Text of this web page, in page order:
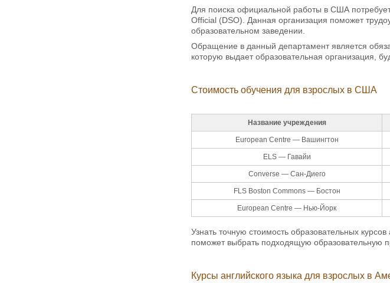
Для поиска официальной работы в США
Official (DSO). Данная организация поможет
образовательном заведении.
Обращение в данный департамент является
которую выдает образовательная организация,
Стоимость обучения для взрослых в США
Название учреждения
European Centre — Вашингтон
ELS — Гавайи
Converse — Сан-Диего
FLS Boston Commons — Бостон
European Centre — Нью-Йорк
Узнать точную стоимость образовательных
поможет выбрать подходящую образовательную
Курсы английского языка для взрослых в